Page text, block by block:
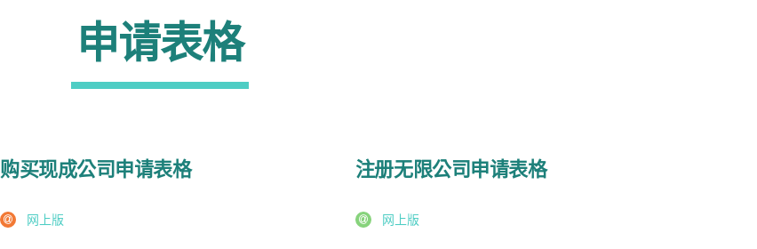
申请表格
购买现成公司申请表格
网上版
注册无限公司申请表格
网上版